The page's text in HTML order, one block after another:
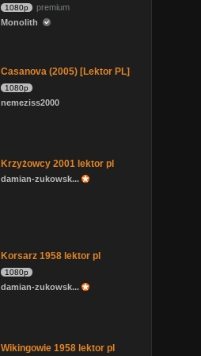
1080p
premium
Monolith
Casanova (2005) [Lektor PL]
1080p
nemeziss2000
Krzyżowcy 2001 lektor pl
damian-zukowsk...
Korsarz 1958 lektor pl
1080p
damian-zukowsk...
Wikingowie 1958 lektor pl